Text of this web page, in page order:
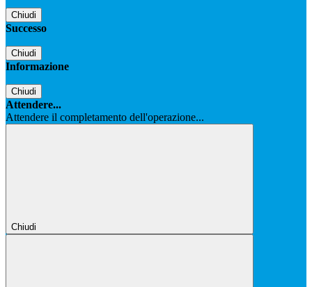
Chiudi
Successo
Chiudi
Informazione
Chiudi
Attendere...
Attendere il completamento dell'operazione...
Chiudi